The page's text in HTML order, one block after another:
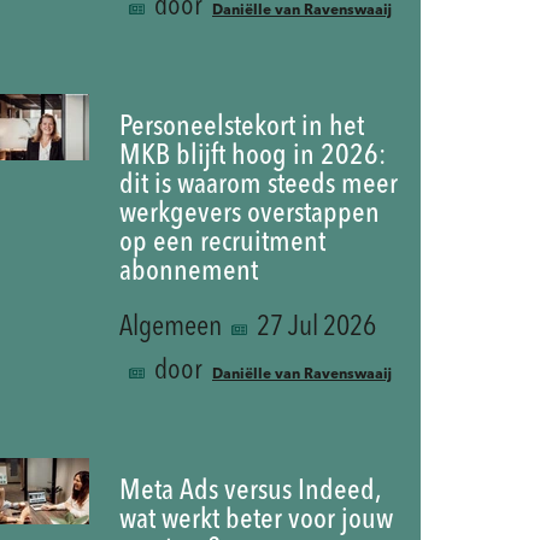
door Daniëlle van Ravenswaaij
Personeelstekort in het
MKB blijft hoog in 2026:
dit is waarom steeds meer
werkgevers overstappen
op een recruitment
abonnement
Algemeen
27 Jul 2026
door
Daniëlle van Ravenswaaij
Meta Ads versus Indeed,
wat werkt beter voor jouw